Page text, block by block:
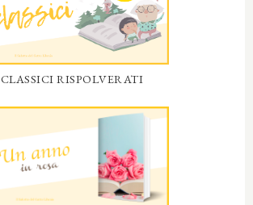
CLASSICI RISPOLVERATI